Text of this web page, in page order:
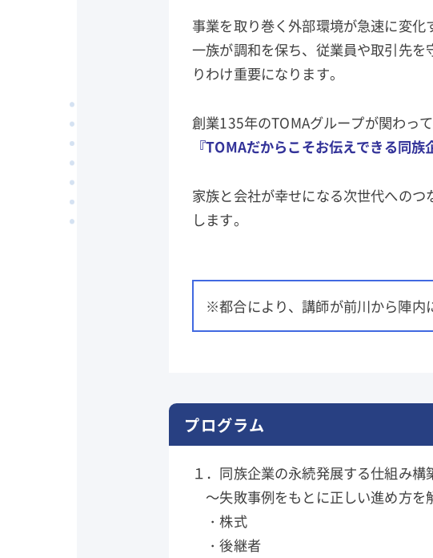
事業を取り巻く外部環境が急速に変化
一族が調和を保ち、従業員や取引先
りわけ重要になります。
創業135年のTOMAグループが関わっ
『TOMAだからこそお伝えできる同族
家族と会社が幸せになる次世代へのつ
します。
※都合により、講師が前川から陣内
プログラム
１．同族企業の永続発展する仕組み構
～失敗事例をもとに正しい進め方を
・株式
・後継者